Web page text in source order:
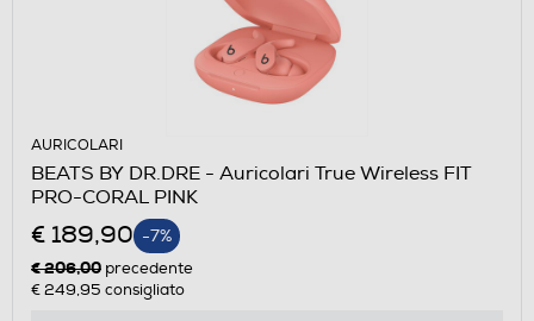
AURICOLARI
BEATS BY DR.DRE - Auricolari True Wireless FIT
PRO-CORAL PINK
€ 189,90 -7%
€ 206,00 precedente
€ 249,95 consigliato